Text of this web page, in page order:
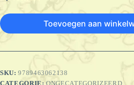
Toevoegen aan
SKU:9789463062138
CATEGORIE:ONGECATEGORIZEERD